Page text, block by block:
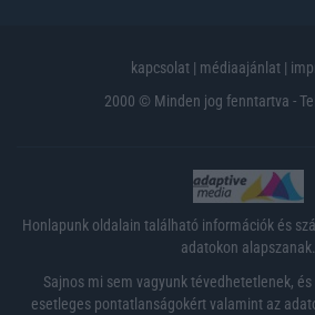
kapcsolat | médiaajánlat |
2000 © Minden jog fenntartva -
Honlapunk oldalain található információk és
adatokon alapszanak.
Sajnos mi sem vagyunk tévedhetetlenek,
esetleges pontatlanságokért valamint az